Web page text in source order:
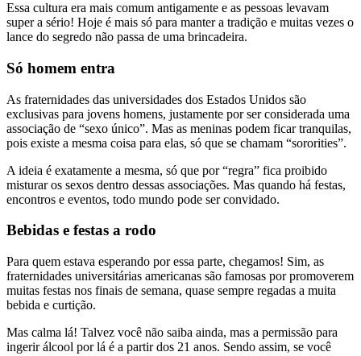
Essa cultura era mais comum antigamente e as pessoas levavam
super a sério! Hoje é mais só para manter a tradição e muitas vezes o
lance do segredo não passa de uma brincadeira.
Só homem entra
As fraternidades das universidades dos Estados Unidos são
exclusivas para jovens homens, justamente por ser considerada uma
associação de “sexo único”. Mas as meninas podem ficar tranquilas,
pois existe a mesma coisa para elas, só que se chamam “sororities”.
A ideia é exatamente a mesma, só que por “regra” fica proibido
misturar os sexos dentro dessas associações. Mas quando há festas,
encontros e eventos, todo mundo pode ser convidado.
Bebidas e festas a rodo
Para quem estava esperando por essa parte, chegamos! Sim, as
fraternidades universitárias americanas são famosas por promoverem
muitas festas nos finais de semana, quase sempre regadas a muita
bebida e curtição.
Mas calma lá! Talvez você não saiba ainda, mas a permissão para
ingerir álcool por lá é a partir dos 21 anos. Sendo assim, se você